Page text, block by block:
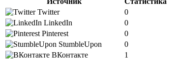
Twitter
0
LinkedIn
0
Pinterest
0
StumbleUpon
0
ВКонтакте
1